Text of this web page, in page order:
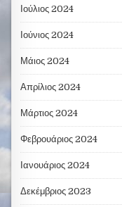
Ιούλιος 2024
Ιούνιος 2024
Μάιος 2024
Απρίλιος 2024
Μάρτιος 2024
Φεβρουάριος 2024
Ιανουάριος 2024
Δεκέμβριος 2023